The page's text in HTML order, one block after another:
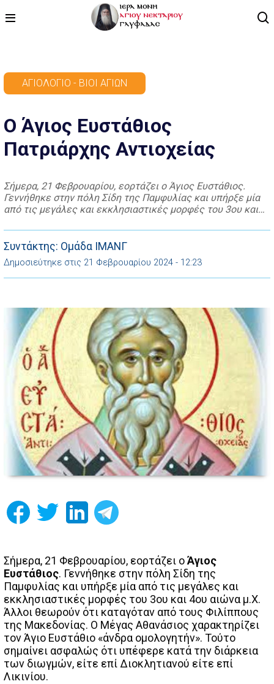
ΠΡΟΓΡΑΜΜΑ
ΒΙΝΤΕΟ
ΑΡΘΡΟΓΡΑΦΙΑ
ΕΠΙΚΟΙΝΩΝΙΑ
ΑΓΙΟΛΌΓΙΟ - ΒΊΟΙ ΑΓΊΩΝ
Ο Άγιος Ευστάθιος
Πατριάρχης Αντιοχείας
Σήμερα, 21 Φεβρουαρίου, εορτάζει ο Άγιος Ευστάθιος.
Γεννήθηκε στην πόλη Σίδη της Παμφυλίας και υπήρξε μία
από τις μεγάλες και εκκλησιαστικές μορφές του 3ου και
Φιλίππους της Μακεδονίας. Ο Μέγας Αθανάσιος
χαρακτηρίζει τον Άγιο Ευστάθιο «άνδρα ομολογητήν».
Τούτο σημαίνει ασφαλώς ότι υπέφερε κατά την διάρκεια
των […]
Συντάκτης: Ομάδα ΙΜΑΝΓ
Δημοσιεύτηκε στις 21 Φεβρουαρίου 2024 - 12:23
Σήμερα, 21 Φεβρουαρίου, εορτάζει οΆγιος
Ευστάθιος. Γεννήθηκε στην πόλη Σίδη της
Παμφυλίας και υπήρξε μία από τις μεγάλες και
εκκλησιαστικές μορφές του 3ου και 4ου αιώνα μ.Χ.
Άλλοι θεωρούν ότι καταγόταν από τους Φιλίππους
της Μακεδονίας. Ο Μέγας Αθανάσιος χαρακτηρίζει
τον Άγιο Ευστάθιο «άνδρα ομολογητήν». Τούτο
σημαίνει ασφαλώς ότι υπέφερε κατά την διάρκεια
των διωγμών, είτε επί Διοκλητιανού είτε επί
Λικινίου.